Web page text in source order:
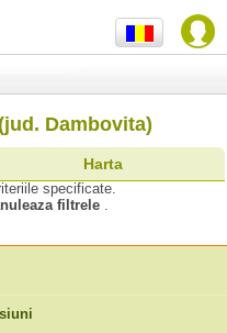
Dambovita)
Harta
specificate.
filtrele .